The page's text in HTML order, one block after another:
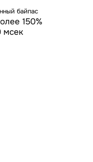
байпас
150%
мсек